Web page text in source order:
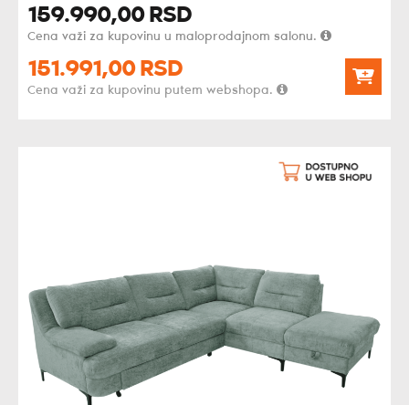
159.990,00 RSD
Cena važi za kupovinu u maloprodajnom salonu.
151.991,00 RSD
Cena važi za kupovinu putem webshopa.